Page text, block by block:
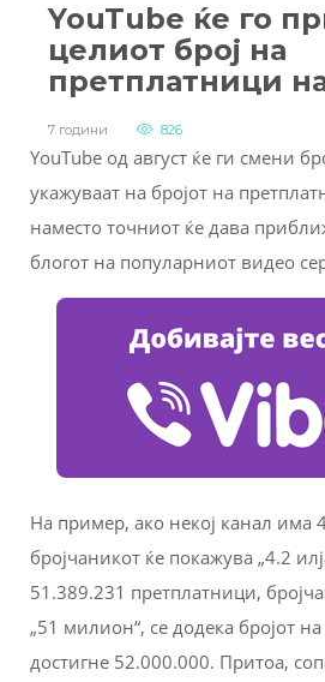
YouTube ќе го
целиот број на
претплатници
7 години 826
YouTube од август ќе ги смени
укажуваат на бројот на
наместо точниот ќе дава
блогот на популарниот видео
На пример, ако некој канал има
бројчаникот ќе покажува „4.2
51.389.231 претплатници,
„51 милион“, се додека бројот
достигне 52.000.000. Притоа,